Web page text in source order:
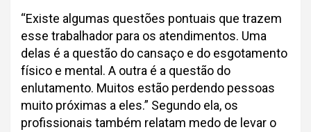
“Existe algumas questões pontuais que trazem
esse trabalhador para os atendimentos. Uma
delas é a questão do cansaço e do esgotamento
físico e mental. A outra é a questão do
enlutamento. Muitos estão perdendo pessoas
muito próximas a eles.” Segundo ela, os
profissionais também relatam medo de levar o